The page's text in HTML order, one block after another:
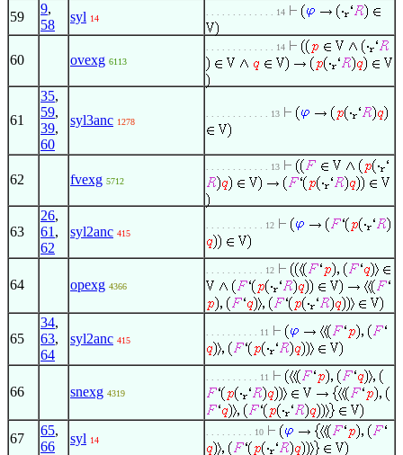
59
9,
58
syl 14
. . . . . . . . . . . . . 14
60 ovexg 6113
. . . . . . . . . . . . . 14
61
35,
59,
39,
60
syl3anc 1278
. . . . . . . . . . . . 13
62 fvexg 5712
. . . . . . . . . . . . 13
63
26,
61 ,
62
syl2anc 415
. . . . . . . . . . . 12
64 opexg 4366
. . . . . . . . . . . 12
65
34,
63,
64
syl2anc 415
. . . . . . . . . . 11
66 snexg 4319
. . . . . . . . . . 11
67
65,
66
syl 14
. . . . . . . . . 10